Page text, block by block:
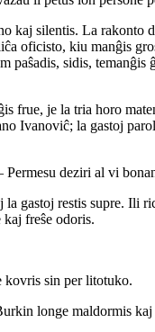
kaj silentis. La
oficisto, kiu manĝis
sidis,
frue, je la tria horo
Ivanoviĉ; la gastoj
deziri al vi
gastoj restis supre. Ili
freŝe odoris.
sin per litotuko.
longe maldormis